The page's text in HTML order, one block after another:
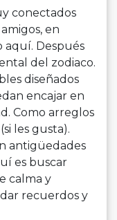
conectados
en
aquí. Después
del zodiaco.
diseñados
encajar en
Como arreglos
les gusta).
antigüedades
es buscar
calma y
recuerdos y